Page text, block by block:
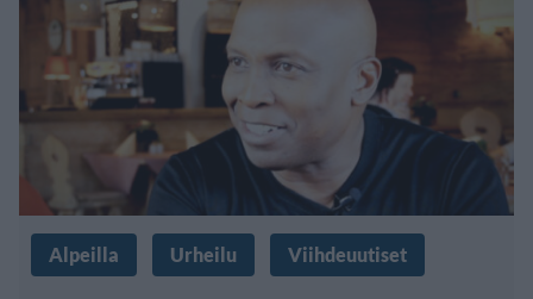
Alpeilla Urheilu Viihdeuutiset